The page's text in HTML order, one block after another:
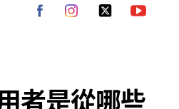
者是從哪些